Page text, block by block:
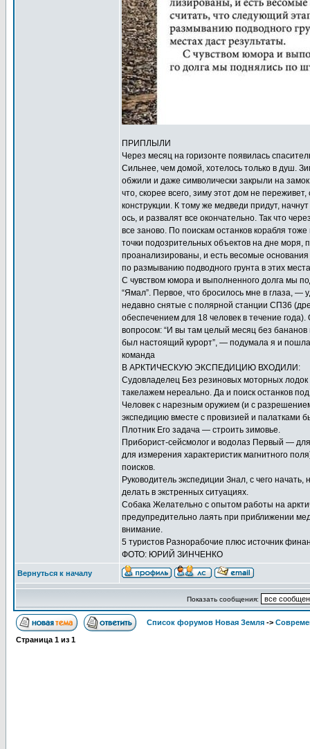
ПРИПЛЫЛИ
Через месяц на горизонте появилась
Сильнее, чем домой, хотелось только в душ.
обжили и даже символически закрыли на
что, скорее всего, зиму этот дом не
конструкции. К тому же медведи придут,
ось, и развалят все окончательно. Так что
все заново. По поискам останков корабля
точки подозрительных объектов на дне
проанализированы, и есть весомые
по размыванию подводного грунта в этих
С чувством юмора и выполненного долга мы
“Ямал”. Первое, что бросилось мне в глаза, —
недавно снятые с полярной станции СП36
обеспечением для 18 человек в течение
вопросом: “И вы там целый месяц без бананов
был настоящий курорт”, — подумала я и
команда
В АРКТИЧЕСКУЮ ЭКСПЕДИЦИЮ ВХОДИЛИ:
Судовладелец Без резиновых моторных лодок
такелажем нереально. Да и поиск останков
Человек с нарезным оружием (и с
экспедицию вместе с провизией и палатками
Плотник Его задача — строить зимовье.
Приборист-сейсмолог и водолаз Первый —
для измерения характеристик магнитного
поисков.
Руководитель экспедиции Знал, с чего начать,
делать в экстренных ситуациях.
Собака Желательно с опытом работы на
предупредительно лаять при приближении
внимание.
5 туристов Разнорабочие плюс источник
ФОТО: ЮРИЙ ЗИНЧЕНКО
Вернуться к началу
Показать сообщения:
Список форумов Новая Земля ->
Страница 1 из 1